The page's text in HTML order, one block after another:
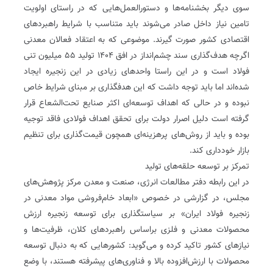
سوی دیگر بخشنامه‌ها و دستور‌العمل‌هایی که در راستای اولویت
تامین نیاز داخل صادر می‌شوند باید متناسب با شرایط راهبردهای
اقتصادی کشور صورت گیرند. موضوعی که به اعتقاد فعالان معدنی
اگرچه هدف‌گذاری سند چشم‌انداز در افق ۱۴۰۴ تولید ۵۵ میلیون تنی
فولاد است و در این راستا واحدهای زیادی در این زنجیره ایجاد
شده‌اند‌ اما باید توجه داشت که این هدفگذاری بر مبنای شرایط خاص
نبوده و در حالی که اهداف توسعه‌ای اکثر صنایع تحت‌الشعاع قرار
گرفته است دلیل اصرار دولت برای تحقق اهداف فولادی فاقد توجیه
بوده و باید از روش‌های پرهزینه‌ای همچون قیمت‌گذاری برای تنظیم
بازار خودداری کند.
تمرکز بر توسعه حلقه‌های تولید
در این رابطه دفتر مطالعات انرژی، صنعت و معدن مرکز پژوهش‌های
مجلس، در گزارشی در خصوص «ابعاد خام‌فروشی مواد معدنی در
زنجیره فولاد ایران» بر سیاستگذاری برای توسعه زنجیره ارزش
محصولات معدنی و فلزی براساس راهبردهای کلان، ظرفیت‌ها و
نیازهای کشور تاکید کرده و می‌گوید: کشورهایی که به‌ دنبال توسعه
محصولات با ارزش‌افزوده بالا و فناوری‌های پیشرفته هستند، با وضع